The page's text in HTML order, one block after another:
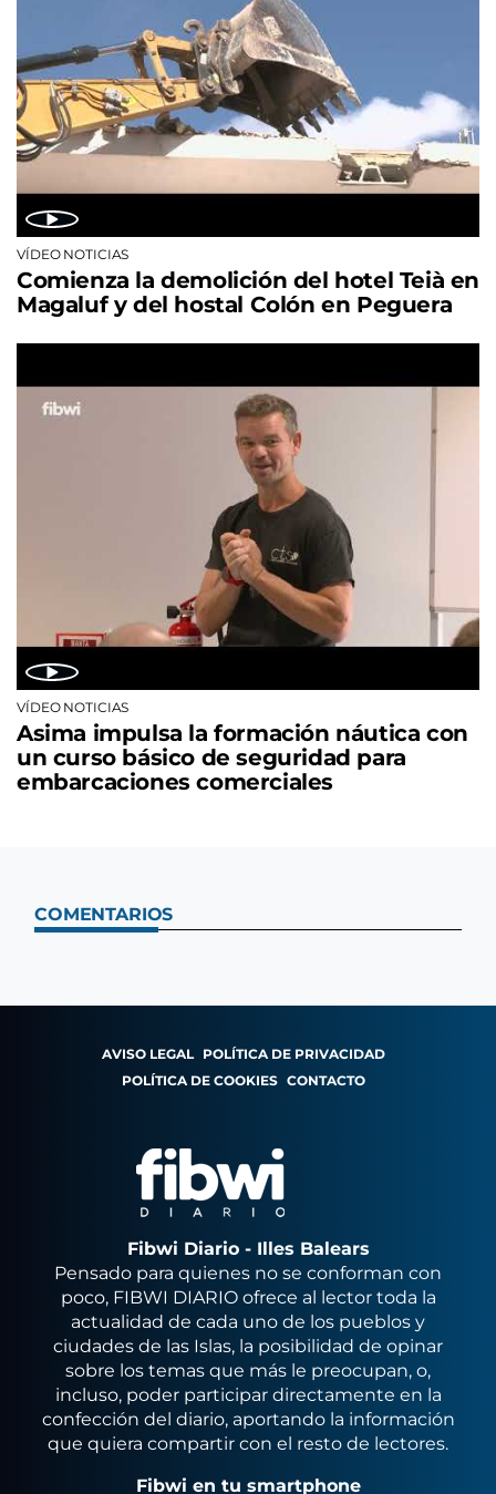
VÍDEO NOTICIAS
Comienza la demolición del hotel Teià en
Magaluf y del hostal Colón en Peguera
VÍDEO NOTICIAS
Asima impulsa la formación náutica con
un curso básico de seguridad para
embarcaciones comerciales
COMENTARIOS
AVISO LEGAL POLÍTICA DE PRIVACIDAD
POLÍTICA DE COOKIES CONTACTO
Fibwi Diario - Illes Balears
Pensado para quienes no se conforman con
poco, FIBWI DIARIO ofrece al lector toda la
actualidad de cada uno de los pueblos y
ciudades de las Islas, la posibilidad de opinar
sobre los temas que más le preocupan, o,
incluso, poder participar directamente en la
confección del diario, aportando la información
que quiera compartir con el resto de lectores.
Fibwi en tu smartphone